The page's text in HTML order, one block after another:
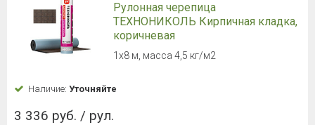
Рулонная черепица
ТЕХНОНИКОЛЬ Кирпичная кладка,
коричневая
1х8 м, масса 4,5 кг/м2
Наличие: Уточняйте
3 336 руб. / рул.